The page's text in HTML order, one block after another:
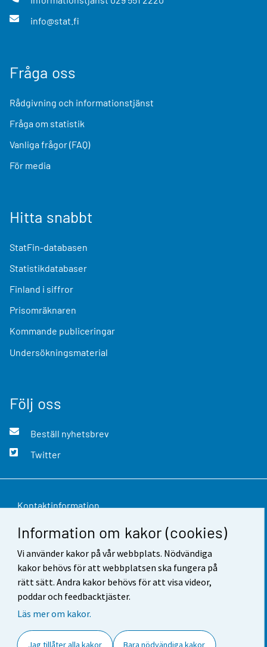
Information om kakor (cookies)
Vi använder kakor på vår webbplats. Nödvändiga
kakor behövs för att webbplatsen ska fungera på
rätt sätt. Andra kakor behövs för att visa videor,
poddar och feedbacktjäster.
Läs mer om kakor.
Jag tillåter alla kakor Bara nödvändiga kakor
info@stat.fi
Fråga oss
Rådgivning och informationstjänst
Fråga om statistik
Vanliga frågor (FAQ)
För media
Hitta snabbt
StatFin-databasen
Statistikdatabaser
Finland i siffror
Prisomräknaren
Kommande publiceringar
Undersökningsmaterial
Följ oss
Beställ nyhetsbrev
Twitter
Kontaktinformation
Respons
Användarvillkor
Dataskydd
Tillgänglighet